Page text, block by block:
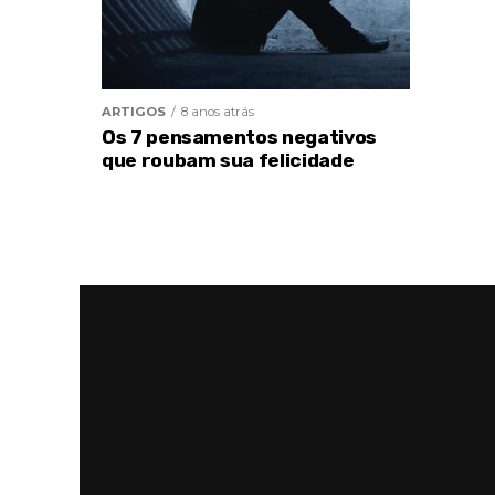
ARTIGOS 8 anos atrás
Os 7 pensamentos negativos
que roubam sua felicidade